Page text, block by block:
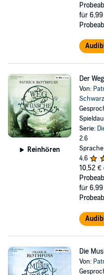
für
Reinhören
Der
Von:
Serie:
2.6
4,6
10,52 €
für
Die
Von: